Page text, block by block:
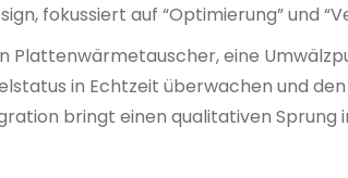
fokussiert auf “Optimierung” und
eine
in Echtzeit überwachen und
bringt einen qualitativen Sprung